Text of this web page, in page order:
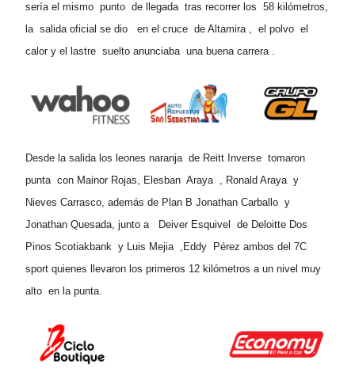
sería el mismo punto de llegada tras recorrer los 58 kilómetros,
la salida oficial se dio en el cruce de Altamira , el polvo el
calor y el lastre suelto anunciaba una buena carrera .
Desde la salida los leones naranja de Reitt Inverse tomaron
punta con Mainor Rojas, Elesban Araya , Ronald Araya y
Nieves Carrasco, además de Plan B Jonathan Carballo y
Jonathan Quesada, junto a Deiver Esquivel de Deloitte Dos
Pinos Scotiakbank y Luis Mejia ,Eddy Pérez ambos del 7C
sport quienes llevaron los primeros 12 kilómetros a un nivel muy
alto en la punta.